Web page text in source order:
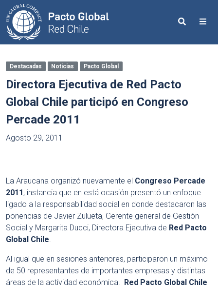
Search
Destacadas Noticias Pacto Global
Directora Ejecutiva de Red Pacto
Global Chile participó en Congreso
Percade 2011
Agosto 29, 2011
La Araucana organizó nuevamente el Congreso Percade
2011, instancia que en está ocasión presentó un enfoque
ligado a la responsabilidad social en donde destacaron las
ponencias de Javier Zulueta, Gerente general de Gestión
Social y Margarita Ducci, Directora Ejecutiva de Red Pacto
Global Chile.
Al igual que en sesiones anteriores, participaron un máximo
de 50 representantes de importantes empresas y distintas
áreas de la actividad económica. Red Pacto Global Chile